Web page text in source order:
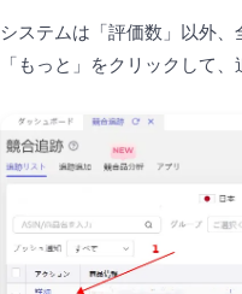
システムは「評価数」以外
「もっと」をクリックして